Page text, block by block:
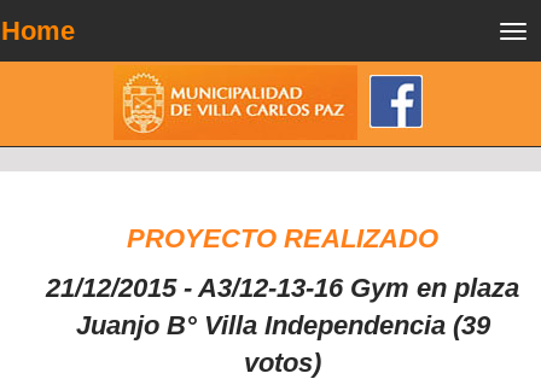
Home
PROYECTO REALIZADO
21/12/2015 - A3/12-13-16 Gym en plaza
Juanjo B° Villa Independencia (39
votos)